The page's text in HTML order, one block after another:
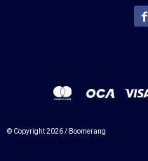

© Copyright 2026 / Boomerang